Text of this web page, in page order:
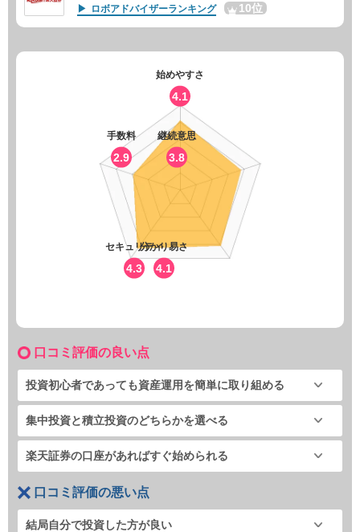
ロボアドバイザーランキング 10位
始めやすさ
4.1
継続意思
3.8
分かり易さ
4.1
セキュリティ
4.3
手数料
2.9
口コミ評価の良い点
投資初心者であっても資産運用を簡単に取り組める
集中投資と積立投資のどちらかを選べる
楽天証券の口座があればすぐ始められる
口コミ評価の悪い点
結局自分で投資した方が良い